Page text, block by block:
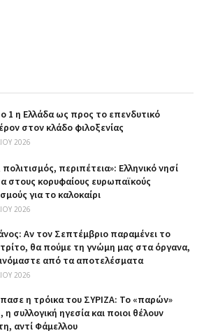
1 η Ελλάδα ως προς το επενδυτικό
στον κλάδο φιλοξενίας
2026
πολιτισμός, περιπέτεια»: Ελληνικό νησί
στους κορυφαίους ευρωπαϊκούς
για το καλοκαίρι
2026
Αν τον Σεπτέμβριο παραμένει το
θα πούμε τη γνώμη μας στα όργανα,
από τα αποτελέσματα
2026
η τρόικα του ΣΥΡΙΖΑ: Το «παρών»
η συλλογική ηγεσία και ποιοι θέλουν
αντί Φάμελλου